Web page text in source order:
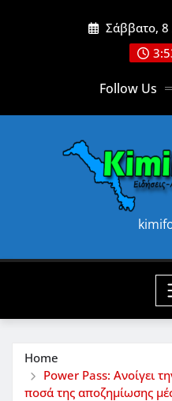
Σάββατο,
Follow Us
Home
Power Pass: Ανοίγει
ποσά της αποζημίωσης